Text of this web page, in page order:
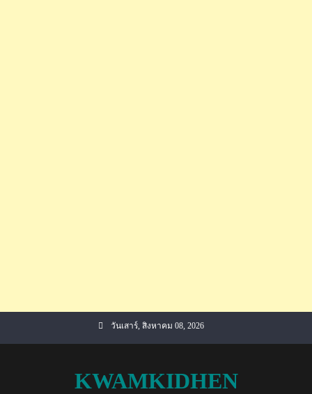
วันเสาร์, สิงหาคม 08, 2026
KWAMKIDHEN